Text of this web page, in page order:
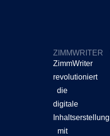
ZIMMWRITER
ZimmWriter
revolutioniert
die
digitale
Inhaltserstellung
mit